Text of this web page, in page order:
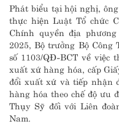
Phát biểu tại hội nghị,
thực hiện Luật Tổ chức
Chính quyền địa
2025, Bộ trưởng Bộ
số 1103/QĐ-BCT về việc
xuất xứ hàng hóa, cấp
đổi xuất xứ và tiếp nhận
hàng hóa theo chế độ ưu
Thụy Sỹ đối với Liên
Nam.